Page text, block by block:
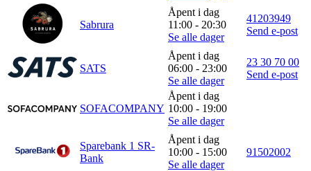
Sabrura
Åpent i dag
11:00 - 20:30
Se alle dager
41203949
Send e-post
SATS
Åpent i dag
06:00 - 23:00
Se alle dager
23 30 70 00
Send e-post
SOFACOMPANY
Åpent i dag
10:00 - 19:00
Se alle dager
Sparebank 1 SR-
Bank
Åpent i dag
10:00 - 15:00
Se alle dager
91502002